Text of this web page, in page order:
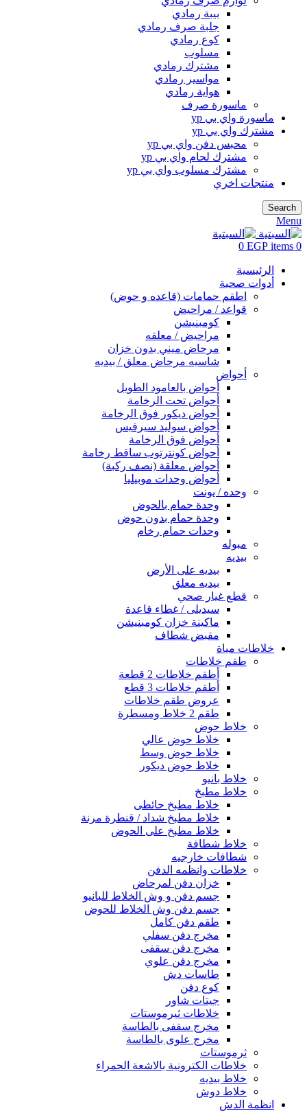
بيبة رمادي
جلبة صرف رمادي
كوع رمادي
مسلوب
مشترك رمادي
مواسير رمادي
هواية رمادي
ماسورة صرف
ماسورة واي بي yp
مشترك واي بي yp
محبس دفن واي بي yp
مشترك لحام واي بي yp
مشترك مسلوب واي بي yp
منتجات اخري
Search
Menu
0
items
0 EGP
الرئيسية
أدوات صحية
اطقم حمامات (قاعده و حوض)
قواعد / مراحيض
كومبنيشن
مراحيض / معلقه
مرحاض ميني بدون خزان
شاسيه مرحاض معلق / بيديه
أحواض
أحواض بالعامود الطويل
أحواض تحت الرخامة
أحواض ديكور فوق الرخامة
أحواض سوليد سيرفيس
أحواض فوق الرخامة
أحواض كونترتوب ساقط رخامة
أحواض معلقة (نصف ركبة)
أحواض وحدات موبيليا
وحده / يونت
وحدة حمام بالحوض
وحدة حمام بدون حوض
وحدات حمام رخام
مبوله
بيديه
بيديه على الأرض
بيديه معلق
قطع غيار صحي
سيديلى / غطاء قاعدة
ماكينة خزان كومبنيشن
مقبض شطاف
خلاطات مياة
طقم خلاطات
أطقم خلاطات 2 قطعة
أطقم خلاطات 3 قطع
عروض طقم خلاطات
طقم 2 خلاط ومسطرة
خلاط حوض
خلاط حوض عالي
خلاط حوض وسط
خلاط حوض ديكور
خلاط بانيو
خلاط مطبخ
خلاط مطبخ حائطى
خلاط مطبخ شداد / قنطرة مرنة
خلاط مطبخ على الحوض
خلاط شطافة
شطافات خارجيه
خلاطات وانظمه الدفن
خزان دفن لمرحاض
جسم دفن و وش الخلاط للبانيو
جسم دفن وش الخلاط للحوض
طقم دفن كامل
مخرج دفن سفلي
مخرج دفن سقفى
مخرج دفن علوي
طاسات دش
كوع دفن
جيتات شاور
خلاطات ثيرموستات
مخرج سقفى بالطاسة
مخرج علوى بالطاسة
ثرموستات
خلاطات الكترونية بالاشعة الحمراء
خلاط بيديه
خلاط دوش
انظمة الدش